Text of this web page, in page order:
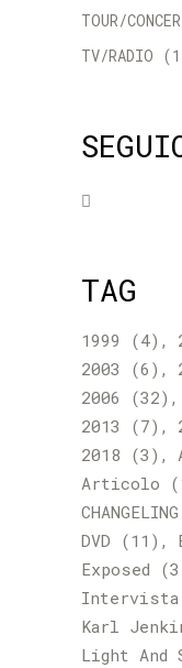
TOUR/
TV/RADIO
TAG
1999 (4)
2003 (6)
2006 (32)
2013 (7)
2018 (3)
Articolo
CHANGELING
DVD (11)
Exposed
Intervista
Karl
Light And